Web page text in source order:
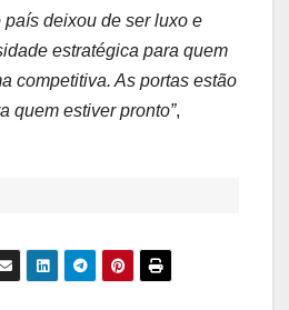
país deixou de ser luxo e
estratégica para quem
competitiva. As portas estão
quem estiver pronto”,